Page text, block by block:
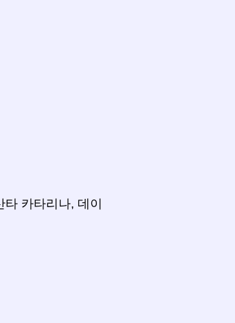
타 카타리나, 데이